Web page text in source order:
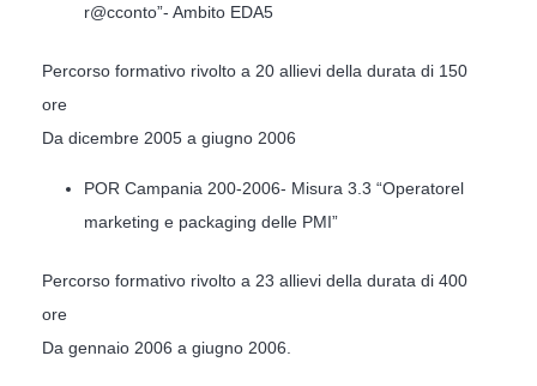
r@cconto”- Ambito EDA5
Percorso formativo rivolto a 20 allievi della durata di 150
ore
Da dicembre 2005 a giugno 2006
POR Campania 200-2006- Misura 3.3 “Operatorel
marketing e packaging delle PMI”
Percorso formativo rivolto a 23 allievi della durata di 400
ore
Da gennaio 2006 a giugno 2006.